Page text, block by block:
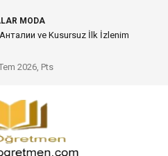
MODA
Dev Bitkilerin Transferi
2026, Pts